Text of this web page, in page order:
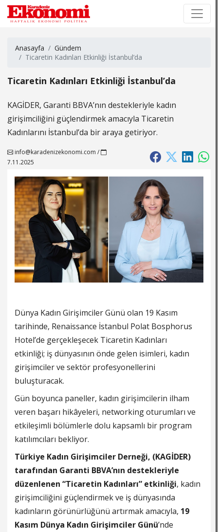
Anasayfa
Gündem
Ticaretin Kadınları Etkinliği İstanbul’da
Ticaretin Kadınları Etkinliği İstanbul’da
KAGİDER, Garanti BBVA’nın destekleriyle kadın
girişimciliğini güçlendirmek amacıyla Ticaretin
Kadınlarını İstanbul’da bir araya getiriyor.
info@karadenizekonomi.com /
7.11.2025
Dünya Kadın Girişimciler Günü olan 19 Kasım
tarihinde, Renaissance İstanbul Polat Bosphorus
Hotel’de gerçekleşecek Ticaretin Kadınları
etkinliği; iş dünyasının önde gelen isimleri, kadın
girişimciler ve sektör profesyonellerini
buluşturacak.
Gün boyunca paneller, kadın girişimcilerin ilham
veren başarı hikâyeleri, networking oturumları ve
etkileşimli bölümlerle dolu kapsamlı bir program
katılımcıları bekliyor.
Türkiye Kadın Girişimciler Derneği, (KAGİDER)
tarafından Garanti BBVA’nın destekleriyle
düzenlenen “Ticaretin Kadınları” etkinliği, kadın
girişimciliğini güçlendirmek ve iş dünyasında
kadınların görünürlüğünü artırmak amacıyla, 19
Kasım Dünya Kadın Girişimciler Günü’nde
×
×